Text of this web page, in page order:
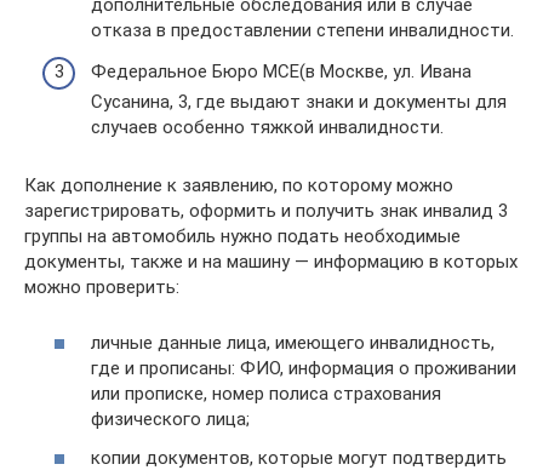
дополнительные обследования или в случае
отказа в предоставлении степени инвалидности.
Федеральное Бюро МСЕ(в Москве, ул. Ивана
Сусанина, 3, где выдают знаки и документы для
случаев особенно тяжкой инвалидности.
Как дополнение к заявлению, по которому можно
зарегистрировать, оформить и получить знак инвалид 3
группы на автомобиль нужно подать необходимые
документы, также и на машину — информацию в которых
можно проверить:
личные данные лица, имеющего инвалидность,
где и прописаны: ФИО, информация о проживании
или прописке, номер полиса страхования
физического лица;
копии документов, которые могут подтвердить